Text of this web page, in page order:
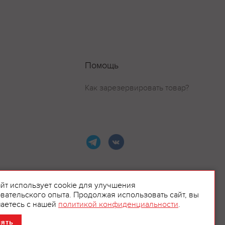
Помощь
Как зарезервировать товар?
использует cookie для улучшения
опыта. Продолжая использовать сайт, вы
с нашей политикой конфиденциальности.